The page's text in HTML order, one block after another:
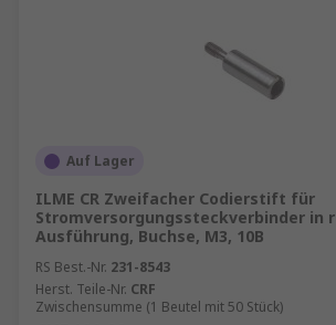
Auf Lager
ILME CR Zweifacher Codierstift für
Stromversorgungssteckverbinder in
Ausführung, Buchse, M3, 10B
RS Best.-Nr. 231-8543
Herst. Teile-Nr. CRF
Zwischensumme (1 Beutel mit 50 Stück)